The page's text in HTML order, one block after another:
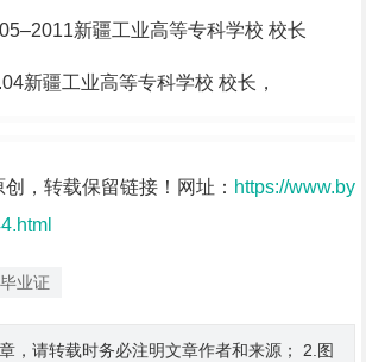
新疆工业高等专科学校 校长
新疆工业高等专科学校 校长，
，转载保留链接！网址： https://www.by
业证
，请转载时务必注明文章作者和来源； 2.图